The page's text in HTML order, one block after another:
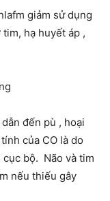
giảm sử dụng
hạ huyết áp ,
đến pù , hoại
của CO là do
cục bộ. Não và tim
nếu thiếu gây